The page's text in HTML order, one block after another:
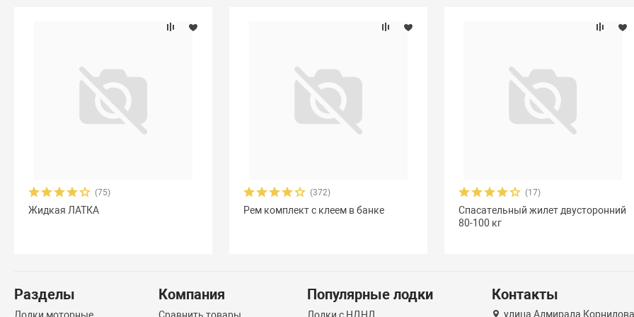
(75)
Жидкая ЛАТКА
(372)
Рем комплект с клеем в банке
(17)
Спасательный жилет двусторонний
80-100 кг
Разделы Компания Популярные лодки Контакты
улица Адмирала